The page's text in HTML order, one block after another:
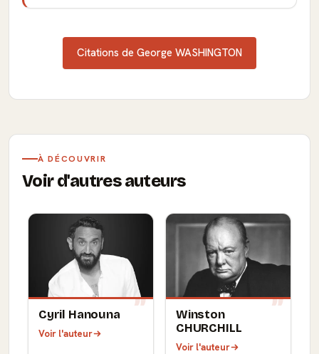
Citations de George WASHINGTON
À DÉCOUVRIR
Voir d'autres auteurs
Cyril Hanouna
Voir l'auteur
Winston
CHURCHILL
Voir l'auteur